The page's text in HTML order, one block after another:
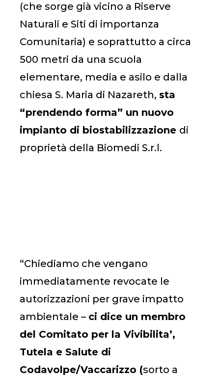
(che sorge già vicino a Riserve
Naturali e Siti di importanza
Comunitaria) e soprattutto a circa
500 metri da una scuola
elementare, media e asilo e dalla
chiesa S. Maria di Nazareth, sta
“prendendo forma” un nuovo
impianto di biostabilizzazione di
proprietà della Biomedi S.r.l.
“Chiediamo che vengano
immediatamente revocate le
autorizzazioni per grave impatto
ambientale – ci dice un membro
del Comitato per la Vivibilita’,
Tutela e Salute di
Codavolpe/Vaccarizzo (sorto a